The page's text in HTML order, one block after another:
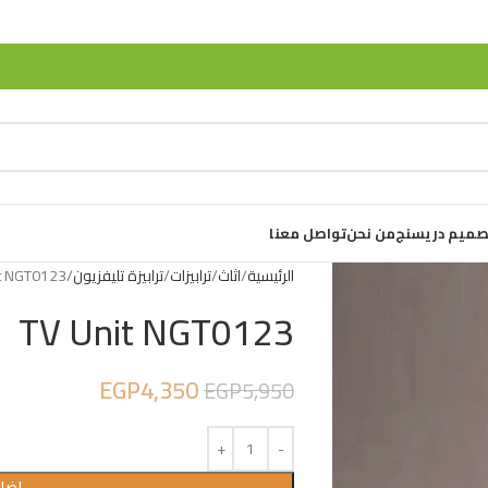
دريسنجمن نحنتواصل معنا
الرئيسية اثاث ترابيزات ترابيزة تليفزيون NGT0123
TV Unit NGT0123
EGP5,950
EGP4,350